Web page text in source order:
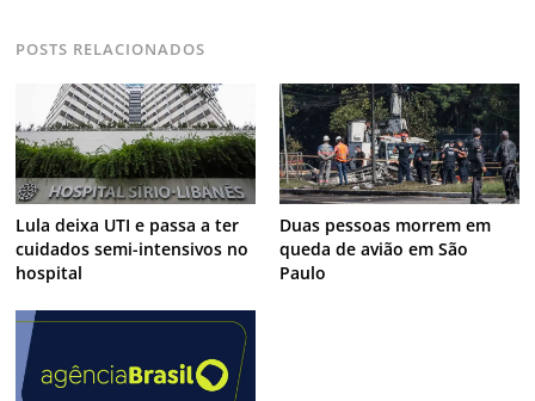
POSTS RELACIONADOS
Lula deixa UTI e passa a ter
cuidados semi-intensivos no
hospital
Duas pessoas morrem em
queda de avião em São
Paulo